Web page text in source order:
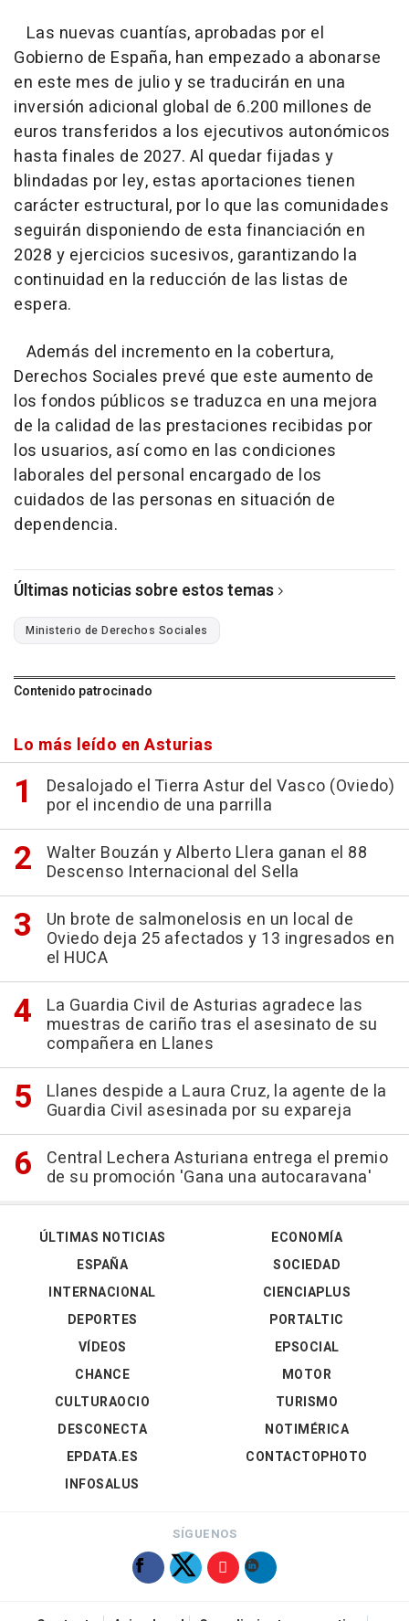
Las nuevas cuantías, aprobadas por el
Gobierno de España, han empezado a abonarse
en este mes de julio y se traducirán en una
inversión adicional global de 6.200 millones de
euros transferidos a los ejecutivos autonómicos
hasta finales de 2027. Al quedar fijadas y
blindadas por ley, estas aportaciones tienen
carácter estructural, por lo que las comunidades
seguirán disponiendo de esta financiación en
2028 y ejercicios sucesivos, garantizando la
continuidad en la reducción de las listas de
espera.
Además del incremento en la cobertura,
Derechos Sociales prevé que este aumento de
los fondos públicos se traduzca en una mejora
de la calidad de las prestaciones recibidas por
los usuarios, así como en las condiciones
laborales del personal encargado de los
cuidados de las personas en situación de
dependencia.
Últimas noticias sobre estos temas
Ministerio de Derechos Sociales
Contenido patrocinado
Lo más leído en Asturias
Desalojado el Tierra Astur del Vasco (Oviedo)
por el incendio de una parrilla
Walter Bouzán y Alberto Llera ganan el 88
Descenso Internacional del Sella
Un brote de salmonelosis en un local de
Oviedo deja 25 afectados y 13 ingresados en
el HUCA
La Guardia Civil de Asturias agradece las
muestras de cariño tras el asesinato de su
compañera en Llanes
Llanes despide a Laura Cruz, la agente de la
Guardia Civil asesinada por su expareja
Central Lechera Asturiana entrega el premio
de su promoción 'Gana una autocaravana'
ÚLTIMAS NOTICIAS
ESPAÑA
INTERNACIONAL
DEPORTES
VÍDEOS
ECONOMÍA
SOCIEDAD
CIENCIAPLUS
PORTALTIC
EPSOCIAL
CHANCE
CULTURAOCIO
DESCONECTA
EPDATA.ES
INFOSALUS
MOTOR
TURISMO
NOTIMÉRICA
CONTACTOPHOTO
SÍGUENOS